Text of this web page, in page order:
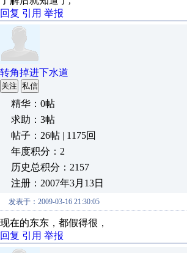
回复 引用 举报
转角掉进下水道
关注 私信
精华：0帖
求助：3帖
帖子：26帖 | 1175回
年度积分：2
历史总积分：2157
注册：2007年3月13日
发表于：2009-03-16 21:30:05
现在的东东，都假得很，
回复 引用 举报